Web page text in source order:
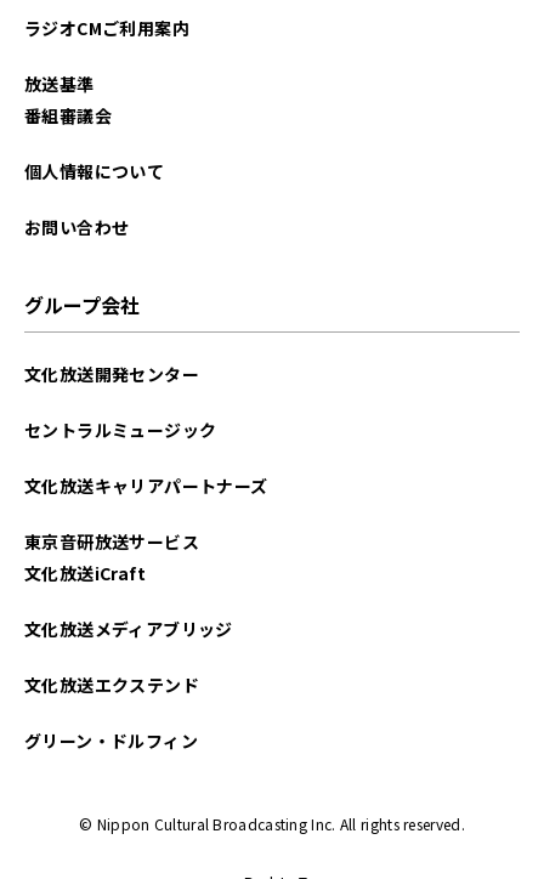
2024年11月
2024年08月
2024年03月
2024年02月
2024年01月
ラジオCMご利用案内
放送基準
番組審議会
個人情報について
お問い合わせ
グループ会社
文化放送開発センター
セントラルミュージック
文化放送キャリアパートナーズ
東京音研放送サービス
文化放送iCraft
文化放送メディアブリッジ
文化放送エクステンド
グリーン・ドルフィン
© Nippon Cultural Broadcasting Inc. All rights reserved.